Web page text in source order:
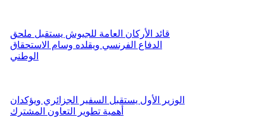
قائد الأركان العامة للجيوش يستقبل ملحق
الدفاع الفرنسي ويقلده وسام الاستحقاق
الوطني
الوزير الأول يستقبل السفير الجزائري ويؤكدان
أهمية تطوير التعاون المشترك